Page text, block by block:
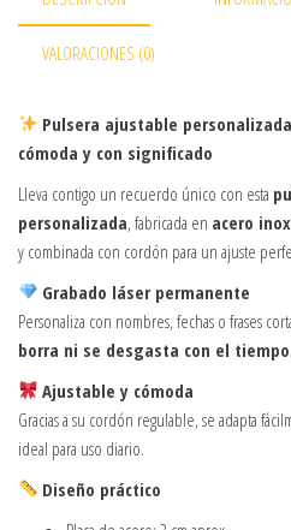
VALORACIONES (0)
Pulsera ajustable
cómoda y con significado
Lleva contigo un recuerdo único con esta
personalizada, fabricada en acero
y combinada con cordón para un ajuste
Grabado láser permanente
Personaliza con nombres, fechas o frases
borra ni se desgasta con el tiempo
Ajustable y cómoda
Gracias a su cordón regulable, se adapta
ideal para uso diario.
Diseño práctico